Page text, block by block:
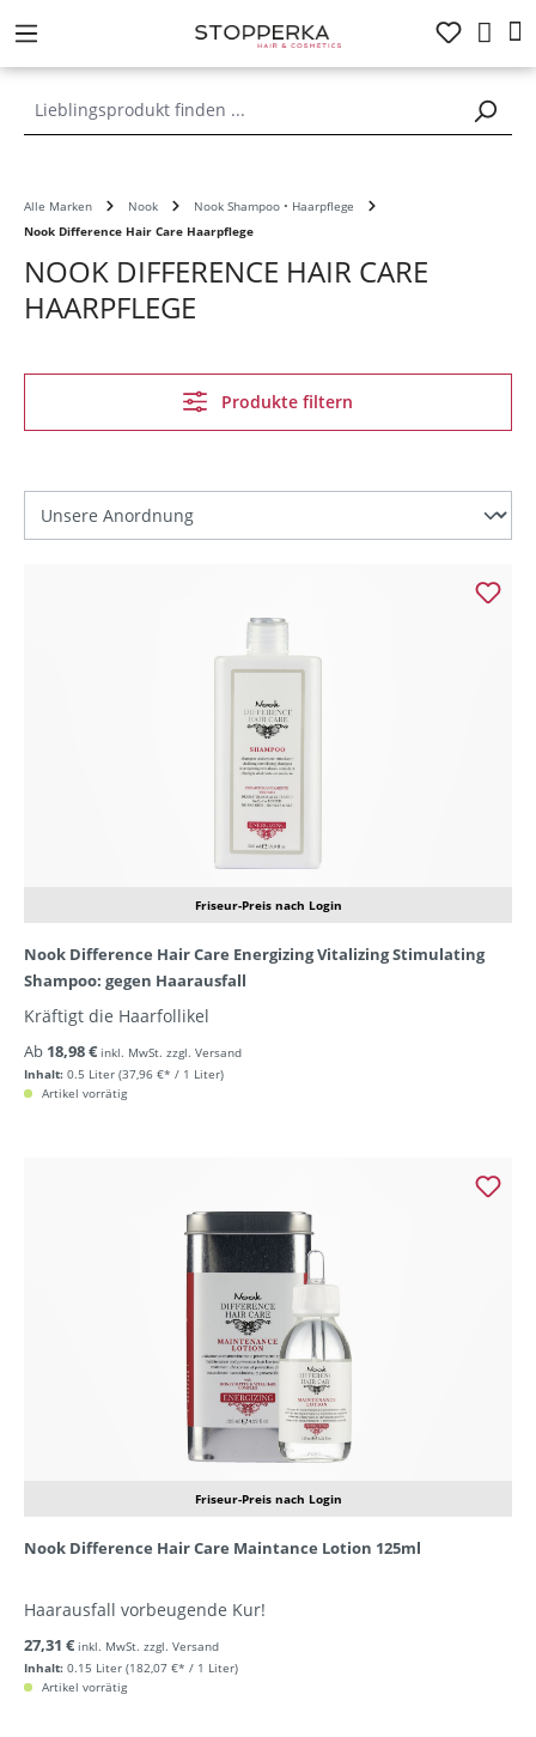
springen
Alle Marken Nook
Nook Shampoo • Haarpflege
Nook Difference Hair Care Haarpflege
NOOK DIFFERENCE HAIR CARE
HAARPFLEGE
Produkte filtern
Friseur-Preis nach Login
Nook Difference Hair Care Energizing Vitalizing Stimulating
Shampoo: gegen Haarausfall
Kräftigt die Haarfollikel
Inhalt: 0.5 Liter (37,96 €* / 1 Liter)
Ab 18,98 € inkl. MwSt. zzgl. Versand
Artikel vorrätig
Friseur-Preis nach Login
Nook Difference Hair Care Maintance Lotion 125ml
Haarausfall vorbeugende Kur!
Inhalt: 0.15 Liter (182,07 €* / 1 Liter)
27,31 € inkl. MwSt. zzgl. Versand
Artikel vorrätig